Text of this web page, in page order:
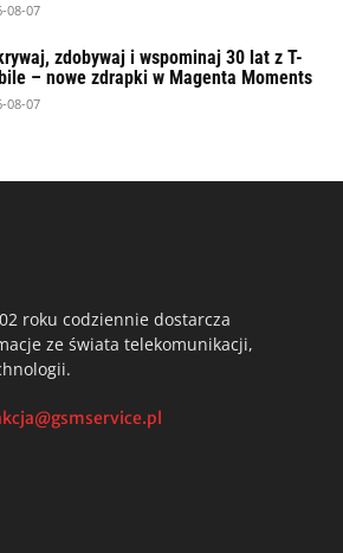
08-07
zdobywaj i wspominaj 30 lat z T-
– nowe zdrapki w Magenta Moments
08-07
roku codziennie dostarcza
ze świata telekomunikacji,